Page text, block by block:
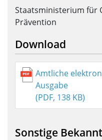
Staatsministerium für
Prävention
Download
Amtliche
Ausgabe
(PDF, 138 KB)
Sonstige